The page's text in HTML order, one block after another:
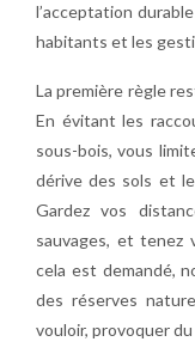
l’acceptation
habitants et les
La première règle
En évitant les
sous-bois, vous
dérive des sols et
Gardez vos
sauvages, et tenez
cela est demandé,
des réserves
vouloir, provoquer